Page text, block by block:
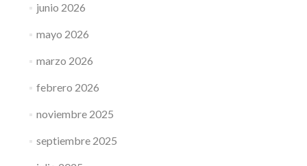
junio 2026
mayo 2026
marzo 2026
febrero 2026
noviembre 2025
septiembre 2025